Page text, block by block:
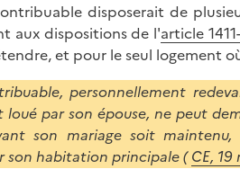
disposerait de
aux dispositions de l'article
et pour le seul logement
personnellement
par son épouse, ne peut
son mariage soit
son habitation principale (CE, 19